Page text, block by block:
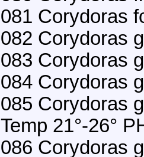
081 Corydoras
082 Corydoras
083 Corydoras
084 Corydoras
085 Corydoras
Temp 21°-26°
086 Corydoras